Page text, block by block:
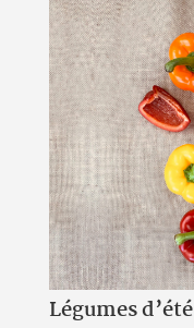
Légumes d’été